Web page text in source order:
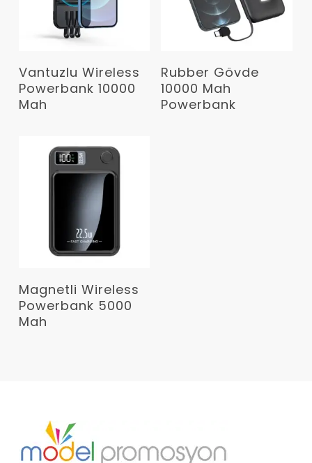
Devamını Oku
Vantuzlu Wireless
Powerbank 10000
Mah
Devamını Oku
Rubber Gövde
10000 Mah
Powerbank
Devamını Oku
Magnetli Wireless
Powerbank 5000
Mah